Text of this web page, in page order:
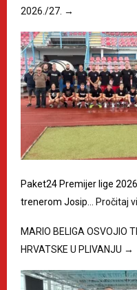
2026./27. →
Paket24 Premijer lige
trenerom Josip…
Pročitaj
MARIO BELIGA OSVOJIO
HRVATSKE U PLIVANJU →